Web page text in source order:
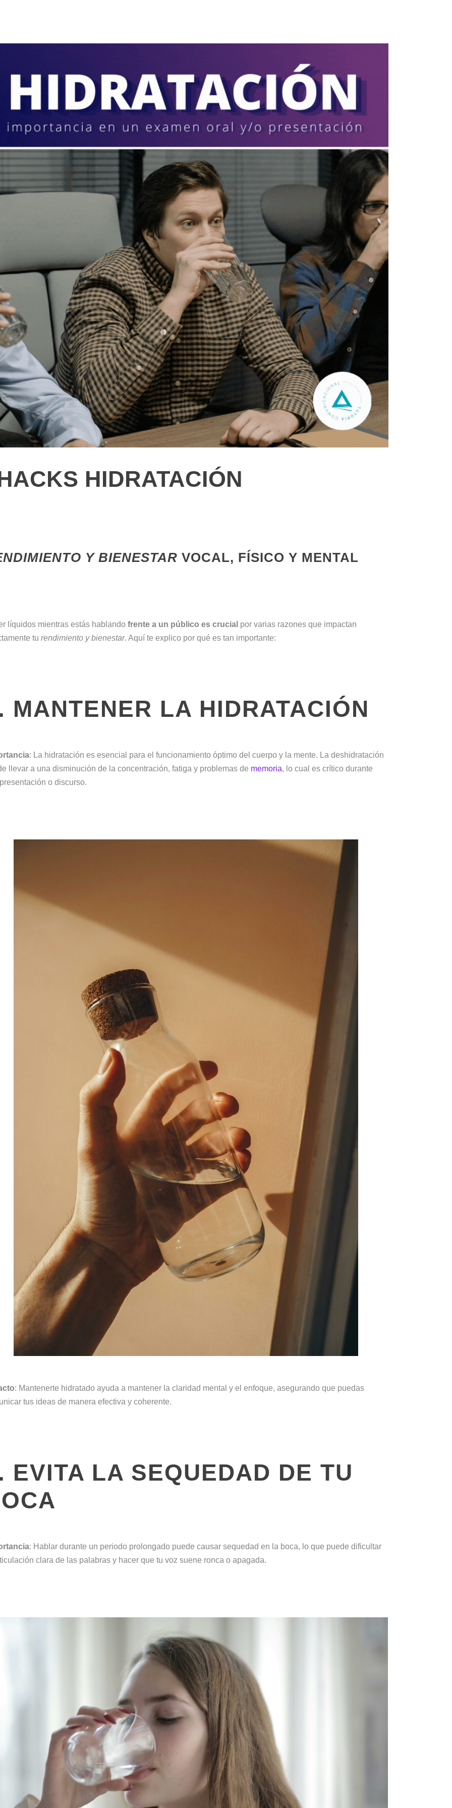
HIDRATACIÓN
Y BIENESTAR VOCAL, FÍSICO Y MENTAL
líquidos mientras estás hablandofrente a un público es crucial por varias razones que impactan
turendimiento y bienestar. Aquí te explico por qué es tan importante:
MANTENER LA HIDRATACIÓN
: La hidratación es esencial para el funcionamiento óptimo del cuerpo y la mente. La deshidratación
llevar a una disminución de la concentración, fatiga y problemas de memoria, lo cual es crítico durante
o discurso.
: Mantenerte hidratado ayuda a mantener la claridad mental y el enfoque, asegurando que puedas
tus ideas de manera efectiva y coherente.
EVITA LA SEQUEDAD DE TU
: Hablar durante un periodo prolongado puede causar sequedad en la boca, lo que puede dificultar
clara de las palabras y hacer que tu voz suene ronca o apagada.